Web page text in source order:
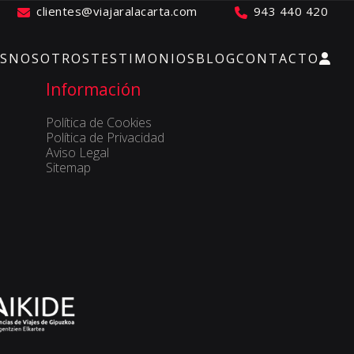
clientes@viajaralacarta.com 943 440 420
NOSOTROSTESTIMONIOSBLOGCONTACTO
Información
Política de Cookies
Política de Privacidad
Aviso Legal
Sitemap